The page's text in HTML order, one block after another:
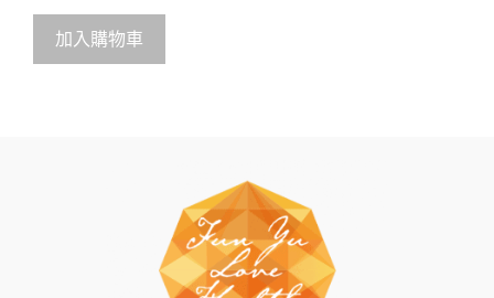
t
5
加入購物車